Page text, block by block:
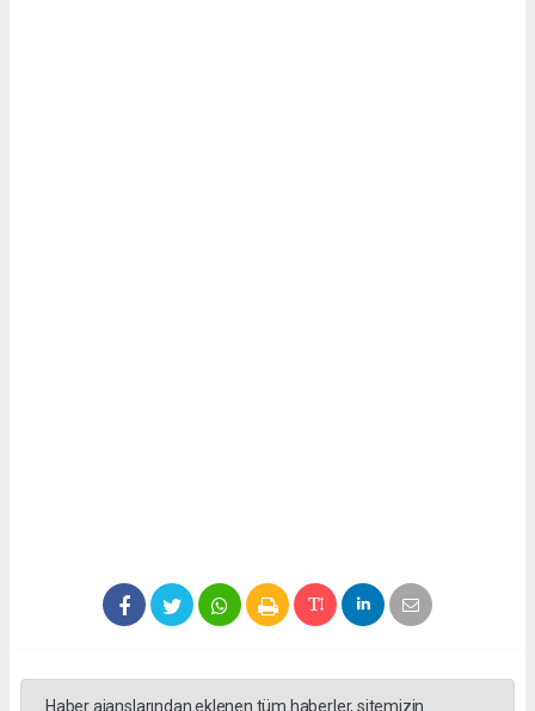
Haber ajanslarından eklenen tüm haberler, sitemizin